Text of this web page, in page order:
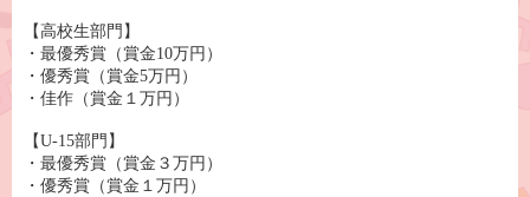
【高校生部門】
・最優秀賞（賞金10万円）
・優秀賞（賞金5万円）
・佳作（賞金１万円）
【U-15部門】
・最優秀賞（賞金３万円）
・優秀賞（賞金１万円）